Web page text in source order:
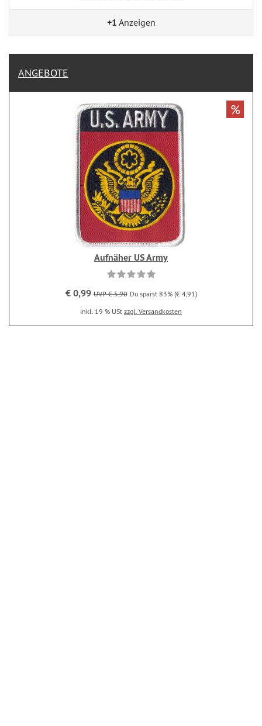
+1 Anzeigen
ANGEBOTE
Aufnäher US Army
€ 0,99 UVP € 5,90 Du sparst 83% (€ 4,91)
inkl. 19 % USt zzgl. Versandkosten
%